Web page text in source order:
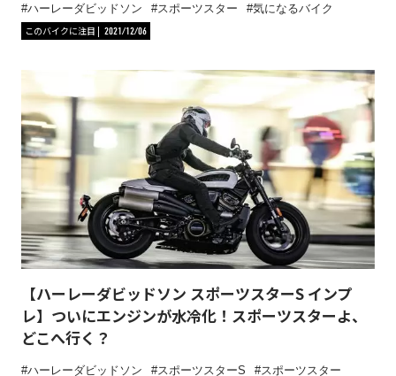
ハーレーダビッドソン スポーツスター
気になるバイク
このバイクに注目
2021/12/06
【ハーレーダビッドソン スポーツスターS インプ
レ】ついにエンジンが水冷化！スポーツスターよ、
どこへ行く？
ハーレーダビッドソン スポーツスターS スポーツスター